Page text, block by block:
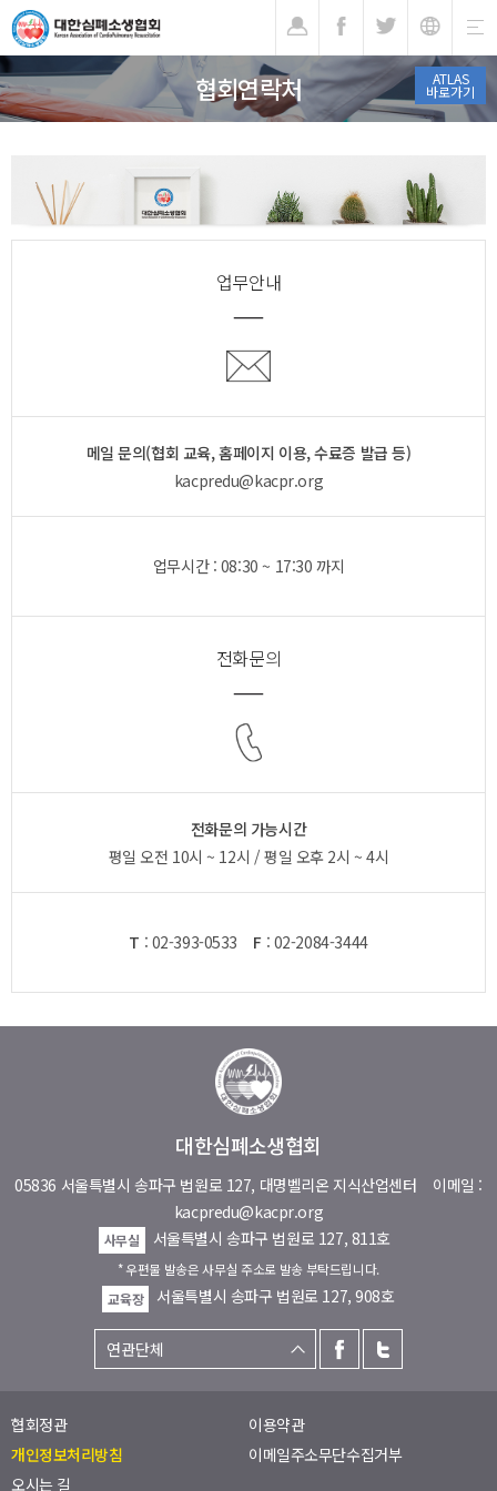
ATLAS
바로가기
협회연락처
업무안내
메일 문의(협회 교육, 홈페이지 이용, 수료증 발급 등)
kacpredu@kacpr.org
업무시간 : 08:30 ~ 17:30 까지
전화문의
전화문의 가능시간
평일 오전 10시 ~ 12시 / 평일 오후 2시 ~ 4시
T : 02-393-0533 F: 02-2084-3444
대한심폐소생협회
05836 서울특별시 송파구 법원로 127, 대명벨리온 지식산업센터 이메일 :
kacpredu@kacpr.org
사무실 서울특별시 송파구 법원로 127, 811호
* 우편물 발송은 사무실 주소로 발송 부탁드립니다.
교육장
서울특별시 송파구 법원로 127, 908호
협회정관
이용약관
개인정보처리방침
이메일주소무단수집거부
오시는 길